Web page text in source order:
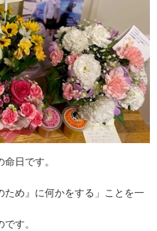
日です。
ため』に何かをする」ことを一
す。